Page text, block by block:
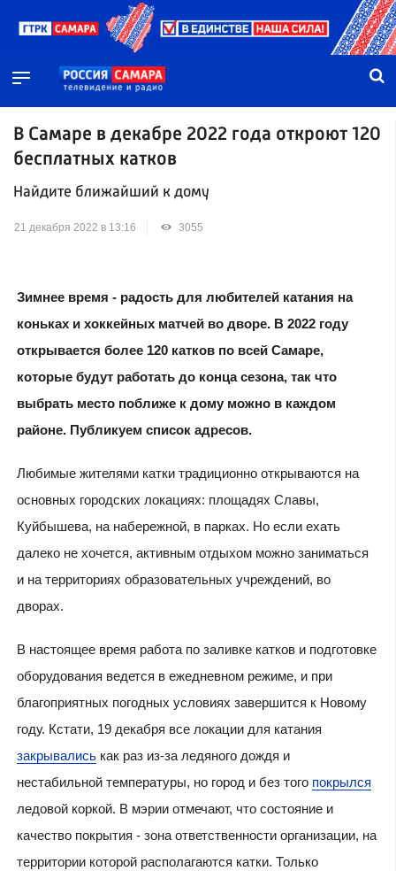
В Самаре в декабре 2022 года откроют 120
бесплатных катков
Найдите ближайший к дому
21 декабря 2022 в 13:16 3055
Зимнее время - радость для любителей катания на
коньках и хоккейных матчей во дворе. В 2022 году
открывается более 120 катков по всей Самаре,
которые будут работать до конца сезона, так что
выбрать место поближе к дому можно в каждом
районе. Публикуем список адресов.
Любимые жителями катки традиционно открываются на
основных городских локациях: площадях Славы,
Куйбышева, на набережной, в парках. Но если ехать
далеко не хочется, активным отдыхом можно заниматься
и на территориях образовательных учреждений, во
дворах.
В настоящее время работа по заливке катков и подготовке
оборудования ведется в ежедневном режиме, и при
благоприятных погодных условиях завершится к Новому
году. Кстати, 19 декабря все локации для катания
закрывалиськак раз из-за ледяного дождя и
нестабильной температуры, но город и без того покрылся
ледовой коркой. В мэрии отмечают, что состояние и
качество покрытия - зона ответственности организации, на
территории которой располагаются катки. Только